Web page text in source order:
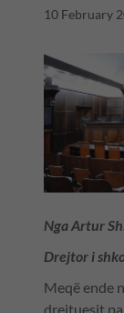
10 February
Nga Artur
Drejtor i
Meqë ende
drejtuesit